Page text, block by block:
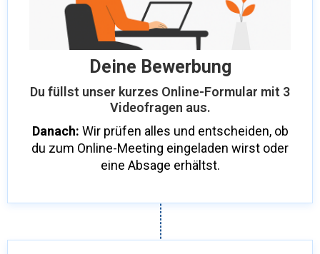
Deine Bewerbung
Du füllst unser kurzes Online-Formular mit 3
Videofragen aus.
Danach: Wir prüfen alles und entscheiden, ob
du zum Online-Meeting eingeladen wirst oder
eine Absage erhältst.